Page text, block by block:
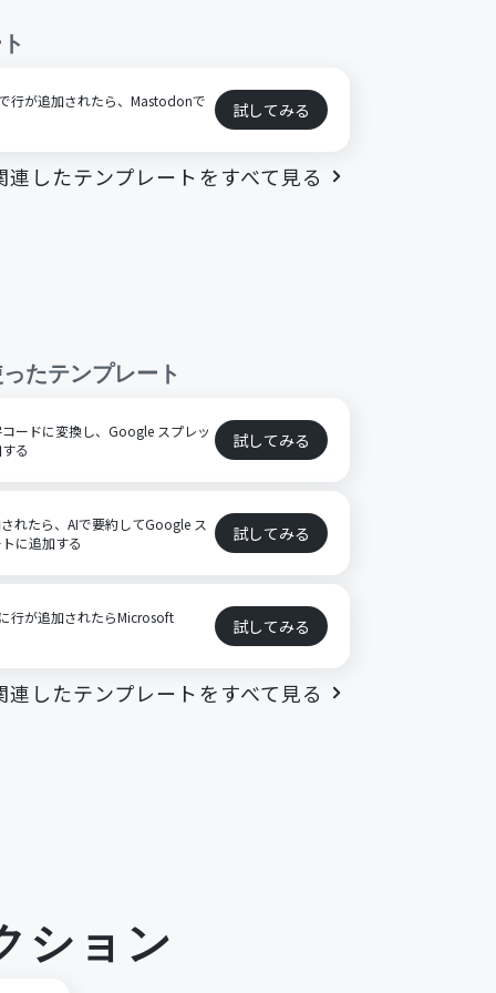
行が追加されたら、Mastodonで 試してみる
連したテンプレートをすべて見る
たテンプレート
ードに変換し、Google スプレッ
る
試してみる
れたら、AIで要約してGoogle ス
に追加する
試してみる
行が追加されたらMicrosoft
試してみる
連したテンプレートをすべて見る
ション